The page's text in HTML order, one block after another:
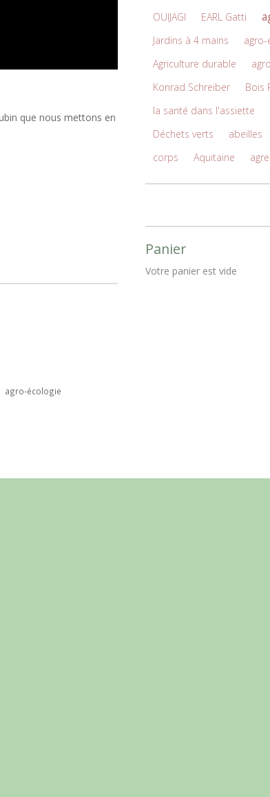
que nous mettons en
agro-écologie
OUIJAGI
EARL Gatti
Jardins à 4 mains agro-
Agriculture durable
Konrad Schreiber
Bois
la santé dans l'assiette
Déchets verts
abeilles
corps
Aquitaine
Panier
Votre panier est vide